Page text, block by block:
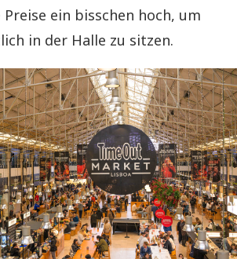
ein bisschen hoch, um
in der Halle zu sitzen.